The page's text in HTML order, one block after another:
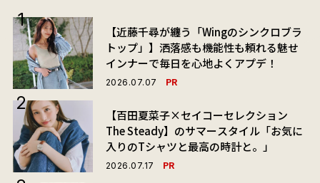
【近藤千尋が纏う「Wingのシンクロブラ
トップ」】洒落感も機能性も頼れる魅せ
インナーで毎日を心地よくアプデ！
2026.07.07 PR
【百田夏菜子×セイコーセレクション
The Steady】のサマースタイル「お気に
入りのTシャツと最高の時計と。」
2026.07.17 PR